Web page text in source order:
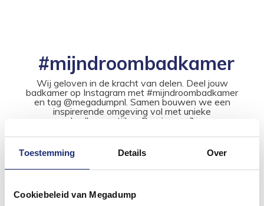
Toestemming Details Over
Cookiebeleid van Megadump
#mijndroombadkamer
Wij geloven in de kracht van delen. Deel jouw
badkamer op Instagram met #mijndroombadkamer
en tag @megadumpnl. Samen bouwen we een
inspirerende omgeving vol met unieke
badkamerstijlen. Doe je mee?